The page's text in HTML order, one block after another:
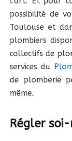
possibilité de
Toulouse et
plombiers
collectifs de
services du
de plomberie
même.
Régler